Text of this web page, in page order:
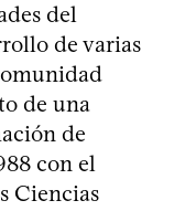
del
de varias
de una
de
con el
Ciencias